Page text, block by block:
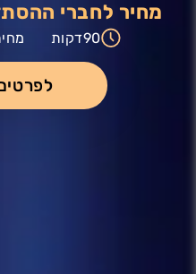
מחיר לחברי
90דקות